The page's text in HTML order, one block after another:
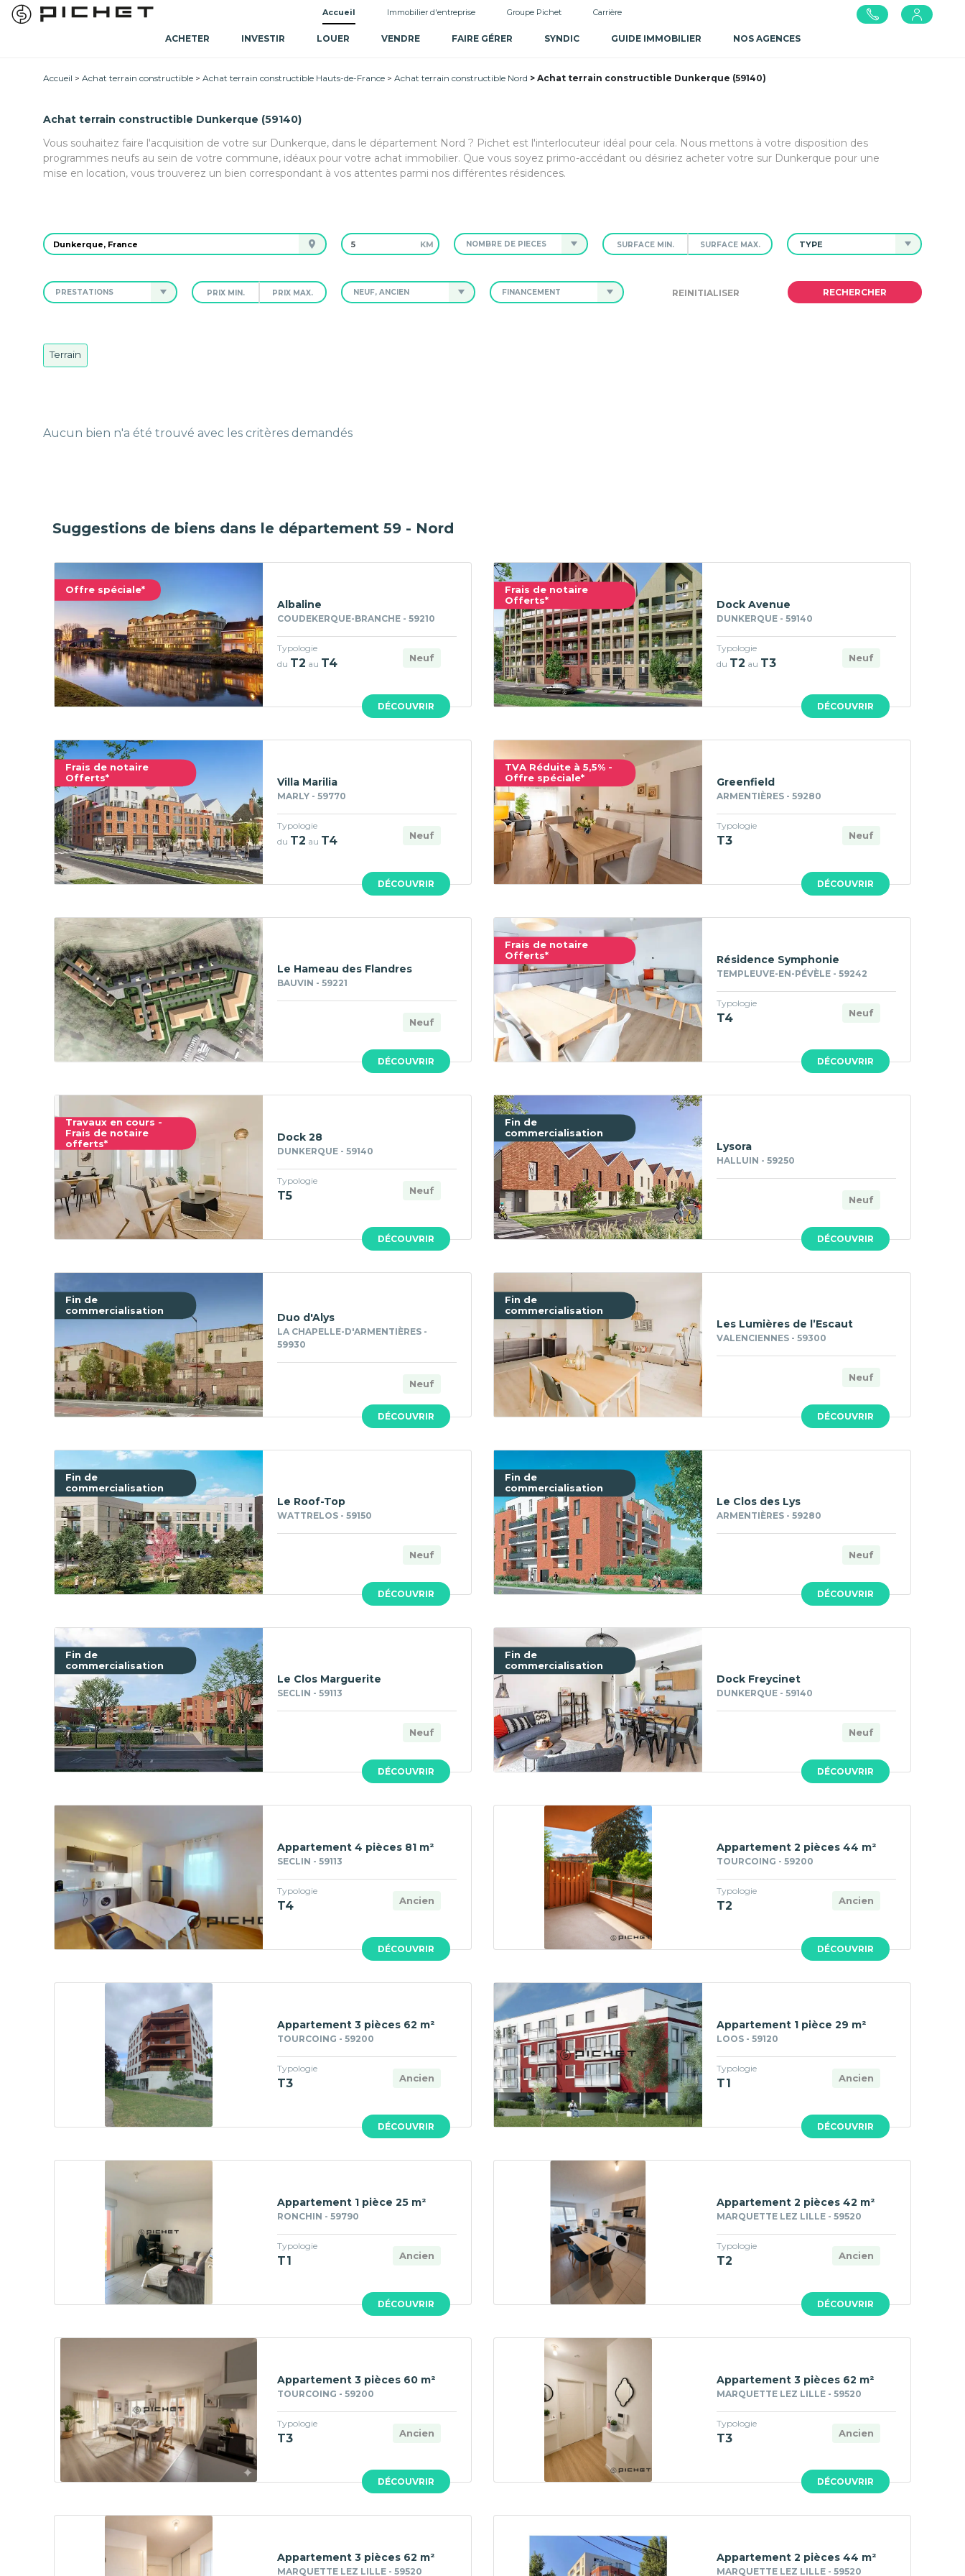
Accueil Immobilier d'entreprise Groupe Pichet Carrière
ACHETER INVESTIR LOUER VENDRE FAIRE GÉRER SYNDIC GUIDE IMMOBILIER NOS AGENCES
Accueil Achat terrain constructible Achat terrain constructible Hauts-de-France Achat terrain constructible Nord Achat terrain constructible Dunkerque (59140)
Achat terrain constructible Dunkerque (59140)
Vous souhaitez faire l'acquisition de votre sur Dunkerque, dans le département Nord ? Pichet est l'interlocuteur idéal pour cela. Nous mettons à votre disposition des
programmes neufs au sein de votre commune, idéaux pour votre achat immobilier. Que vous soyez primo-accédant ou désiriez acheter votre sur Dunkerque pour une
mise en location, vous trouverez un bien correspondant à vos attentes parmi nos différentes résidences.
KM NOMBRE DE PIÈCES TYPE
PRESTATIONS NEUF, ANCIEN FINANCEMENT
Terrain
Aucun bien n'a été trouvé avec les critères demandés
Suggestions de biens dans le département 59 - Nord
Offre spéciale*
DÉCOUVRIR
Albaline
COUDEKERQUE-BRANCHE - 59210
Neuf
Typologie
du T2 au T4
Frais de notaire
Offerts*
DÉCOUVRIR
Dock Avenue
DUNKERQUE - 59140
Neuf
Typologie
du T2 au T3
Frais de notaire
Offerts*
DÉCOUVRIR
Villa Marilia
MARLY - 59770
Neuf
Typologie
du T2 au T4
TVA Réduite à 5,5% -
Offre spéciale*
DÉCOUVRIR
Greenfield
ARMENTIÈRES - 59280
Neuf
Typologie
T3
DÉCOUVRIR
Le Hameau des Flandres
BAUVIN - 59221
Neuf
Frais de notaire
Offerts*
DÉCOUVRIR
Résidence Symphonie
TEMPLEUVE-EN-PÉVÈLE - 59242
Neuf
Typologie
T4
Travaux en cours -
Frais de notaire
offerts*
DÉCOUVRIR
Dock 28
DUNKERQUE - 59140
Neuf
Typologie
T5
Fin de
commercialisation
DÉCOUVRIR
Lysora
HALLUIN - 59250
Neuf
Fin de
commercialisation
DÉCOUVRIR
Duo d'Alys
LA CHAPELLE-D'ARMENTIÈRES -
59930
Neuf
Fin de
commercialisation
DÉCOUVRIR
Les Lumières de l’Escaut
VALENCIENNES - 59300
Neuf
Fin de
commercialisation
DÉCOUVRIR
Le Roof-Top
WATTRELOS - 59150
Neuf
Fin de
commercialisation
DÉCOUVRIR
Le Clos des Lys
ARMENTIÈRES - 59280
Neuf
Fin de
commercialisation
DÉCOUVRIR
Le Clos Marguerite
SECLIN - 59113
Neuf
Fin de
commercialisation
DÉCOUVRIR
Dock Freycinet
DUNKERQUE - 59140
Neuf
DÉCOUVRIR
Appartement 4 pièces 81 m²
SECLIN - 59113
Ancien
Typologie
T4
DÉCOUVRIR
Appartement 2 pièces 44 m²
TOURCOING - 59200
Ancien
Typologie
T2
DÉCOUVRIR
Appartement 3 pièces 62 m²
TOURCOING - 59200
Ancien
Typologie
T3
DÉCOUVRIR
Appartement 1 pièce 29 m²
LOOS - 59120
Ancien
Typologie
T1
DÉCOUVRIR
Appartement 1 pièce 25 m²
RONCHIN - 59790
Ancien
Typologie
T1
DÉCOUVRIR
Appartement 2 pièces 42 m²
MARQUETTE LEZ LILLE - 59520
Ancien
Typologie
T2
DÉCOUVRIR
Appartement 3 pièces 60 m²
TOURCOING - 59200
Ancien
Typologie
T3
DÉCOUVRIR
Appartement 3 pièces 62 m²
MARQUETTE LEZ LILLE - 59520
Ancien
Typologie
T3
Appartement 3 pièces 62 m²
MARQUETTE LEZ LILLE - 59520
Appartement 2 pièces 44 m²
MARQUETTE LEZ LILLE - 59520